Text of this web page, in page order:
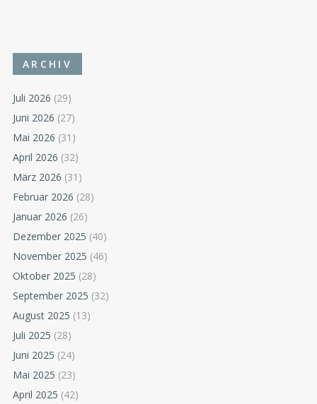
ARCHIV
Juli 2026 (29)
Juni 2026 (27)
Mai 2026 (31)
April 2026 (32)
März 2026 (31)
Februar 2026 (28)
Januar 2026 (26)
Dezember 2025 (40)
November 2025 (46)
Oktober 2025 (28)
September 2025 (32)
August 2025 (13)
Juli 2025 (28)
Juni 2025 (24)
Mai 2025 (23)
April 2025 (42)